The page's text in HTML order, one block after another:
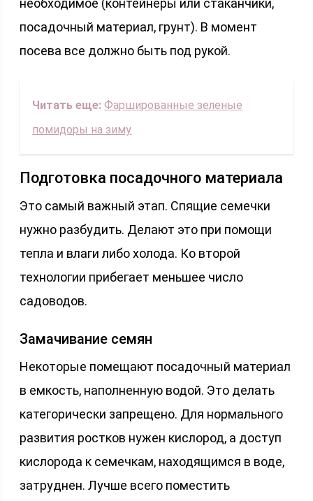
необходимое (контейнеры или стаканчики,
посадочный материал, грунт). В момент
посева все должно быть под рукой.
Читать еще: Фаршированные зеленые
помидоры на зиму
Подготовка посадочного материала
Это самый важный этап. Спящие семечки
нужно разбудить. Делают это при помощи
тепла и влаги либо холода. Ко второй
технологии прибегает меньшее число
садоводов.
Замачивание семян
Некоторые помещают посадочный материал
в емкость, наполненную водой. Это делать
категорически запрещено. Для нормального
развития ростков нужен кислород, а доступ
кислорода к семечкам, находящимся в воде,
затруднен. Лучше всего поместить